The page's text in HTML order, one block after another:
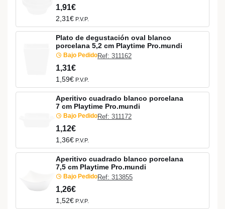
1,91€
2,31€ P.V.P.
Plato de degustación oval blanco
porcelana 5,2 cm Playtime Pro.mundi
Bajo PedidoRef: 311162
1,31€
1,59€ P.V.P.
Aperitivo cuadrado blanco porcelana
7 cm Playtime Pro.mundi
Bajo PedidoRef: 311172
1,12€
1,36€ P.V.P.
Aperitivo cuadrado blanco porcelana
7,5 cm Playtime Pro.mundi
Bajo PedidoRef: 313855
1,26€
1,52€ P.V.P.